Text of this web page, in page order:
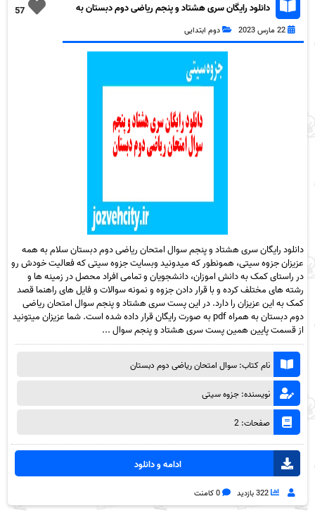
57
دانلود رایگان سری هشتاد و پنجم ریاضی دوم دبستان به
22 مارس 2023 دوم ابتدایی
دانلود رایگان سری هشتاد و پنجم سوال امتحان ریاضی دوم دبستان سلام به همه
عزیزان جزوه سیتی، همونطور که میدونید وبسایت جزوه سیتی که فعالیت خودش رو
در راستای کمک به دانش اموزان، دانشجویان و تمامی افراد محصل در زمینه ها و
رشته های مختلف کرده و با قرار دادن جزوه و نمونه سوالات و فایل های راهنما قصد
کمک به این عزیزان را دارد. در این پست سری هشتاد و پنجم سوال امتحان ریاضی
دوم دبستان به همراه pdf به صورت رایگان قرار داده شده است. شما عزیزان میتونید
از قسمت پایین همین پست سری هشتاد و پنجم سوال ...
نام کتاب: سوال امتحان ریاضی دوم دبستان
نویسنده: جزوه سیتی
صفحات: 2
ادامه و دانلود
322 بازدید 0 کامنت